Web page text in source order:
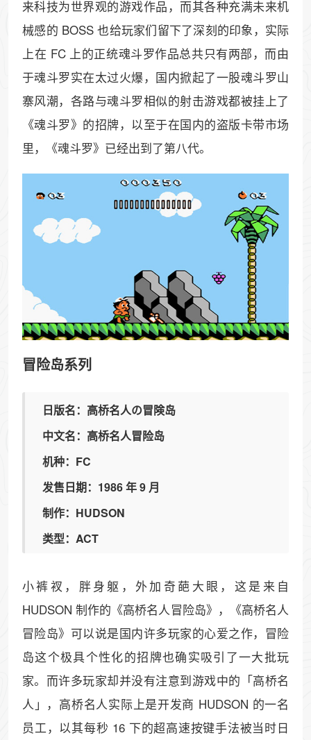
来科技为世界观的游戏作品，而其各种充满未来机
械感的 BOSS 也给玩家们留下了深刻的印象，实际
上在 FC 上的正统魂斗罗作品总共只有两部，而由
于魂斗罗实在太过火爆，国内掀起了一股魂斗罗山
寨风潮，各路与魂斗罗相似的射击游戏都被挂上了
《魂斗罗》的招牌，以至于在国内的盗版卡带市场
里，《魂斗罗》已经出到了第八代。
冒险岛系列
日版名：高桥名人の冒険岛
中文名：高桥名人冒险岛
机种：FC
发售日期：1986 年 9 月
制作：HUDSON
类型：ACT
小裤衩，胖身躯，外加奇葩大眼，这是来自
HUDSON 制作的《高桥名人冒险岛》，《高桥名人
冒险岛》可以说是国内许多玩家的心爱之作，冒险
岛这个极具个性化的招牌也确实吸引了一大批玩
家。而许多玩家却并没有注意到游戏中的「高桥名
人」，高桥名人实际上是开发商 HUDSON 的一名
员工，以其每秒 16 下的超高速按键手法被当时日